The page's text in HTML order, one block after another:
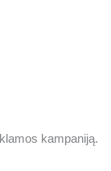
kampaniją.